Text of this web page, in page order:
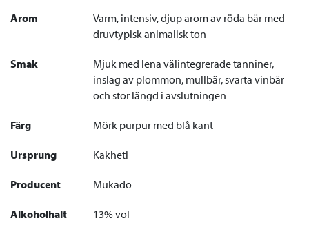
Arom
Varm, intensiv, djup arom av röda bär med
druvtypisk animalisk ton
Smak
Mjuk med lena välintegrerade tanniner,
inslag av plommon, mullbär, svarta vinbär
och stor längd i avslutningen
Färg Mörk purpur med blå kant
Ursprung Kakheti
Producent Mukado
Alkoholhalt 13% vol